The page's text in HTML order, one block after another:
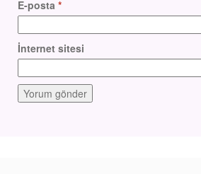
E-posta *
İnternet sitesi